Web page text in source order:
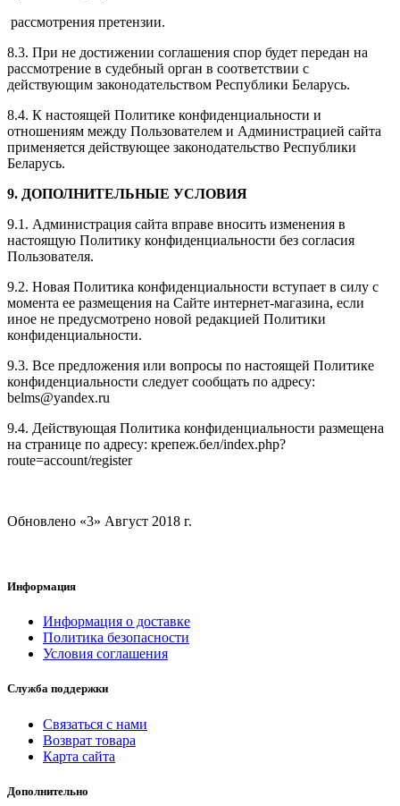
рассмотрения претензии.
8.3. При не достижении соглашения спор будет передан на
рассмотрение в судебный орган в соответствии с
действующим законодательством Республики Беларусь.
8.4. К настоящей Политике конфиденциальности и
отношениям между Пользователем и Администрацией сайта
применяется действующее законодательство Республики
Беларусь.
9. ДОПОЛНИТЕЛЬНЫЕ УСЛОВИЯ
9.1. Администрация сайта вправе вносить изменения в
настоящую Политику конфиденциальности без согласия
Пользователя.
9.2. Новая Политика конфиденциальности вступает в силу с
момента ее размещения на Сайте интернет-магазина, если
иное не предусмотрено новой редакцией Политики
конфиденциальности.
9.3. Все предложения или вопросы по настоящей Политике
конфиденциальности следует сообщать по адресу:
belms@yandex.ru
9.4. Действующая Политика конфиденциальности размещена
на странице по адресу: крепеж.бел/index.php?
route=account/register
Обновлено «3» Август 2018 г.
Информация
Информация о доставке
Политика безопасности
Условия соглашения
Служба поддержки
Связаться с нами
Возврат товара
Карта сайта
Дополнительно